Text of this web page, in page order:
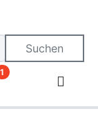
Suchen
1